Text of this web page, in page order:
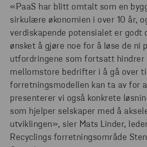
«PaaS har blitt omtalt som en
sirkulære økonomien i over 10 år,
verdiskapende potensialet er godt
ønsket å gjøre noe for å løse de ni
utfordringene som fortsatt hindrer
mellomstore bedrifter i å gå over
forretningsmodellen kan ta av for
presenterer vi også konkrete
som hjelper selskaper med å
utviklingen», sier Mats Linder,
Recyclings forretningsområde